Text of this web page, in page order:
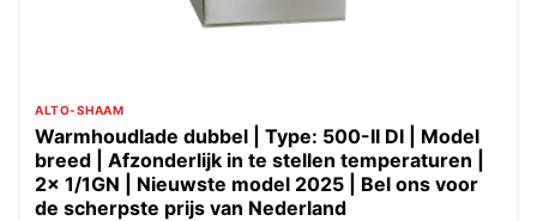
ALTO-SHAAM
Warmhoudlade dubbel | Type: 500-II DI | Model
breed | Afzonderlijk in te stellen temperaturen |
2x 1/1GN | Nieuwste model 2025 | Bel ons voor
de scherpste prijs van Nederland